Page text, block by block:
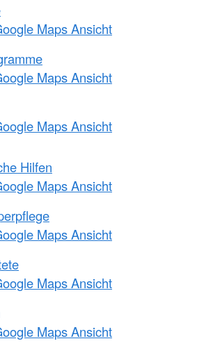
Maps Ansicht
Maps Ansicht
Maps Ansicht
Hilfen
Maps Ansicht
Maps Ansicht
Maps Ansicht
Maps Ansicht